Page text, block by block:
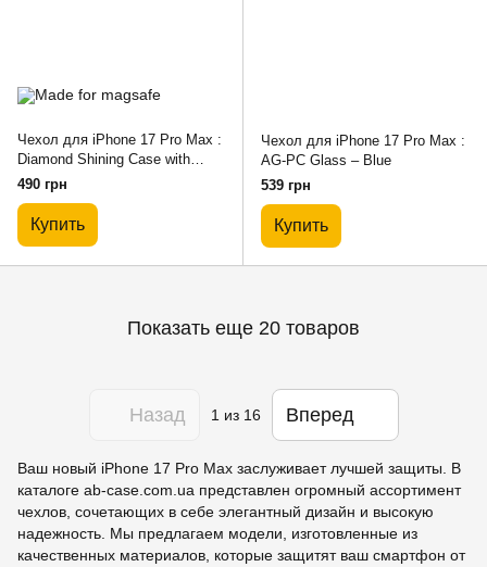
Чехол для iPhone 17 Pro Max :
Diamond Shining Case with
MagSafe – Black
490 грн
Купить
Чехол для iPhone 17 Pro Max :
AG-PC Glass – Blue
539 грн
Купить
Показать еще 20 товаров
Назад 1из 16 Вперед
Ваш новый iPhone 17 Pro Max заслуживает лучшей защиты. В
каталоге ab-case.com.ua представлен огромный ассортимент
чехлов, сочетающих в себе элегантный дизайн и высокую
надежность. Мы предлагаем модели, изготовленные из
качественных материалов, которые защитят ваш смартфон от